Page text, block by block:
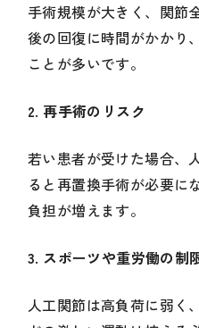
手術規模が大きく、関節
後の回復に時間がかかり
ことが多いです。
2. 再手術のリスク
若い患者が受けた場合、
ると再置換手術が必要に
負担が増えます。
3. スポーツや重労働の制
人工関節は高負荷に弱く